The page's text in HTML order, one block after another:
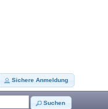
Sichere Anmeldung
Suchen